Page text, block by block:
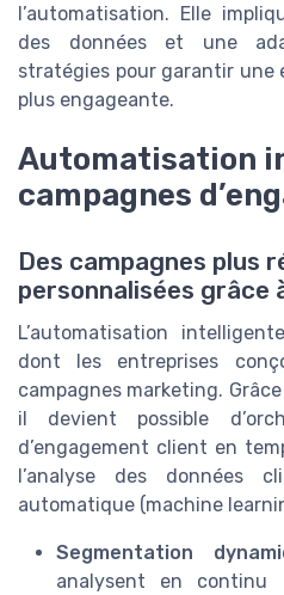
l’automatisation. Elle
des données et une
stratégies pour garantir une
plus engageante.
Automatisation
campagnes
Des campagnes plus
personnalisées grâce
L’automatisation
dont les entreprises
campagnes marketing.
il devient possible
d’engagement client en
l’analyse des données
automatique (machine
Segmentation
analysent en continu